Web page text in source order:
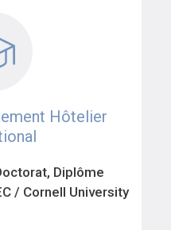
Hôtelier
Diplôme
/ Cornell University